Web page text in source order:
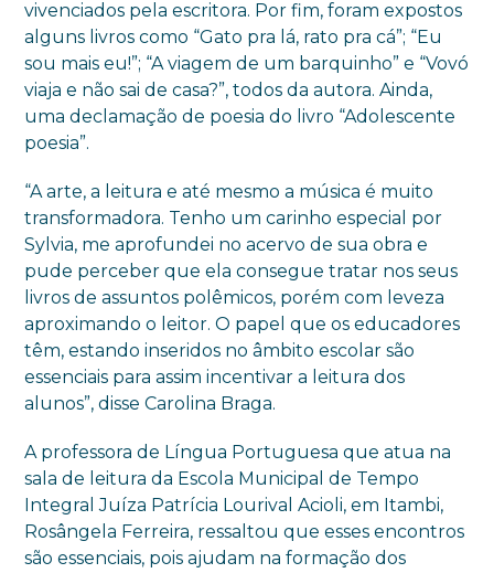
vivenciados pela escritora. Por fim, foram expostos
alguns livros como “Gato pra lá, rato pra cá”; “Eu
sou mais eu!”; “A viagem de um barquinho” e “Vovó
viaja e não sai de casa?”, todos da autora. Ainda,
uma declamação de poesia do livro “Adolescente
poesia”.
“A arte, a leitura e até mesmo a música é muito
transformadora. Tenho um carinho especial por
Sylvia, me aprofundei no acervo de sua obra e
pude perceber que ela consegue tratar nos seus
livros de assuntos polêmicos, porém com leveza
aproximando o leitor. O papel que os educadores
têm, estando inseridos no âmbito escolar são
essenciais para assim incentivar a leitura dos
alunos”, disse Carolina Braga.
A professora de Língua Portuguesa que atua na
sala de leitura da Escola Municipal de Tempo
Integral Juíza Patrícia Lourival Acioli, em Itambi,
Rosângela Ferreira, ressaltou que esses encontros
são essenciais, pois ajudam na formação dos